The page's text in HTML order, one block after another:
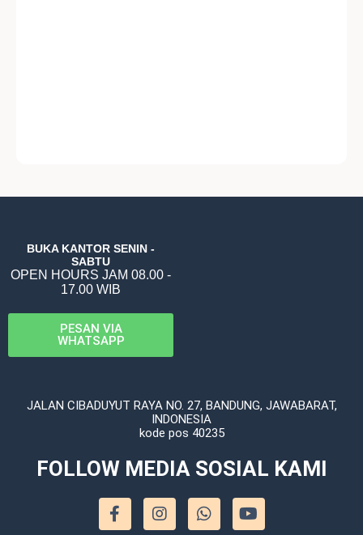
BUKA KANTOR SENIN -
SABTU
OPEN HOURS JAM 08.00 -
17.00 WIB
PESAN VIA
WHATSAPP
JALAN CIBADUYUT RAYA NO. 27, BANDUNG, JAWABARAT,
INDONESIA
kode pos 40235
FOLLOW MEDIA SOSIAL KAMI